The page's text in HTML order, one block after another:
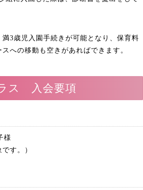
3歳児入園手続きが可能となり、保育料
への移動も空きがあればできます。
ス 入会要項
様
す。）